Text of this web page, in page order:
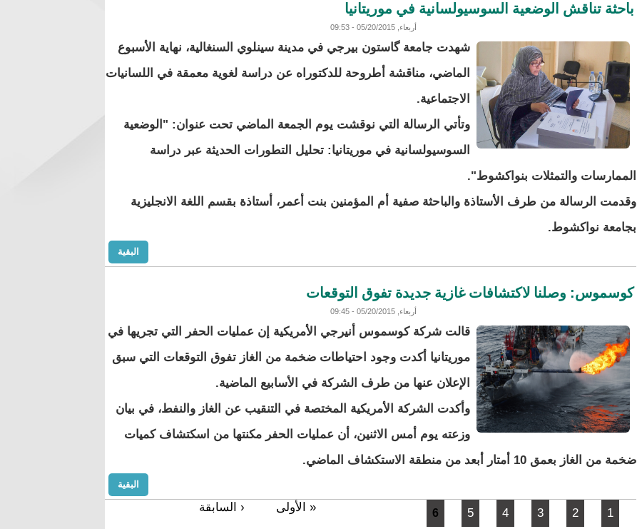
باحثة تناقش الوضعية السوسيولسانية في موريتانيا
أربعاء, 05/20/2015 - 09:53
شهدت جامعة گاستون بيرجي في مدينة سينلوي السنغالية، نهاية الأسبوع
الماضي، مناقشة أطروحة للدكتوراه عن دراسة لغوية معمقة في اللسانيات
الاجتماعية.
وتأتي الرسالة التي نوقشت يوم الجمعة الماضي تحت عنوان: "الوضعية
السوسيولسانية في موريتانيا: تحليل التطورات الحديثة عبر دراسة
الممارسات والتمثلات بنواكشوط".
وقدمت الرسالة من طرف الأستاذة والباحثة صفية أم المؤمنين بنت أعمر، أستاذة بقسم اللغة الانجليزية
بجامعة نواكشوط.
البقية
كوسموس: وصلنا لاكتشافات غازية جديدة تفوق التوقعات
أربعاء, 05/20/2015 - 09:45
قالت شركة كوسموس أنيرجي الأمريكية إن عمليات الحفر التي تجريها في
موريتانيا أكدت وجود احتياطات ضخمة من الغاز تفوق التوقعات التي سبق
الإعلان عنها من طرف الشركة في الأسابيع الماضية.
وأكدت الشركة الأمريكية المختصة في التنقيب عن الغاز والنفط، في بيان
وزعته يوم أمس الاثنين، أن عمليات الحفر مكنتها من اسكتشاف كميات
ضخمة من الغاز بعمق 10 أمتار أبعد من منطقة الاستكشاف الماضي.
البقية
الصفحات « الأولى ‹ السابقة 1
2
3
4
5
6